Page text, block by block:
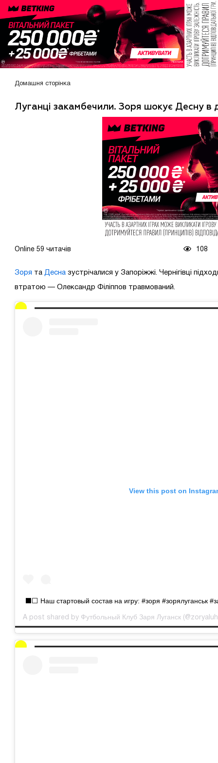
Домашня сторінка
Луганці закамбечили. Зоря шокує Десну в
Online 59 читачів 108
Зоря та Десна зустрічалися у Запоріжжі. Чернігівці
втратою — Олександр Філіппов травмований.
View this post on
⬛️⬜️ Наш стартовый состав на игру: #зоря #зорялуганськ
A post shared by Футбольный Клуб Заря Луганск